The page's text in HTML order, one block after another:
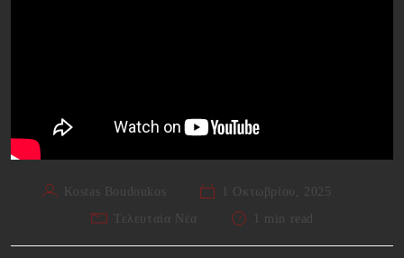
Kostas Boudoukos
1 Οκτωβρίου, 2025
Τελευταία Νέα
1 min read